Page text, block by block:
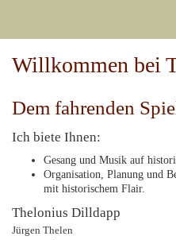
Willkommen bei
Dem fahrenden
Ich biete Ihnen:
Gesang und Musik auf
Organisation, Planung und
mit historischem Flair.
Thelonius Dilldapp
Jürgen Thelen